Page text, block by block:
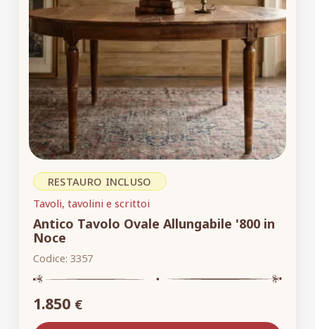
RESTAURO INCLUSO
Tavoli, tavolini e scrittoi
Antico Tavolo Ovale Allungabile '800 in
Noce
Codice: 3357
1.850 €